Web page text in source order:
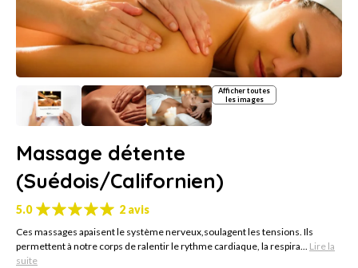
Afficher toutes
les images
Massage détente
(Suédois/Californien)
5.0 2 avis
Ces massages apaisent le système nerveux,soulagent les tensions. Ils
permettent à notre corps de ralentir le rythme cardiaque, la respira... Lire la
suite